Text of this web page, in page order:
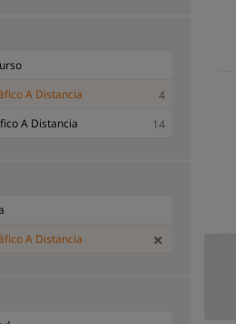
A Distancia
4
A Distancia
14
A Distancia